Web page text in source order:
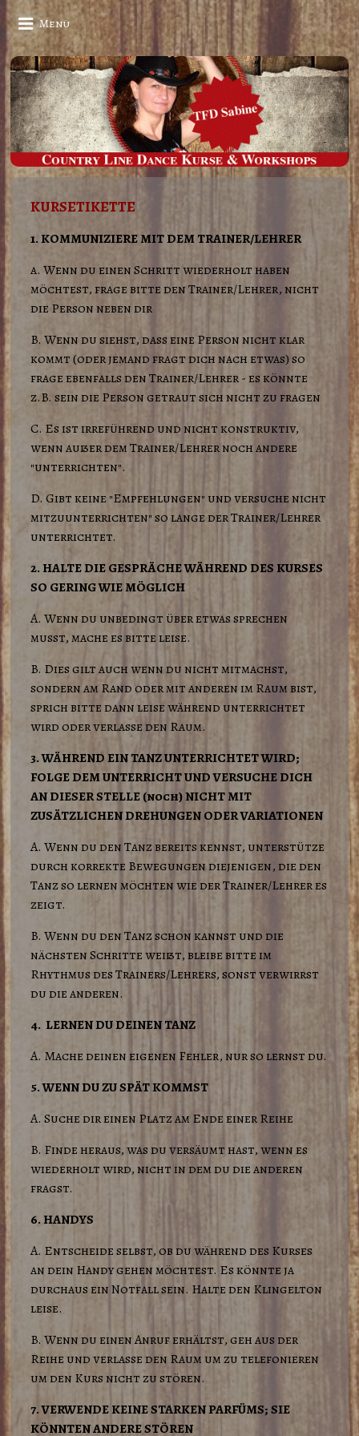
Menü
KURSETIKETTE
1. KOMMUNIZIERE MIT DEM TRAINER/LEHRER
a. Wenn du einen Schritt wiederholt haben
möchtest, frage bitte den Trainer/Lehrer, nicht
die Person neben dir
B. Wenn du siehst, dass eine Person nicht klar
kommt (oder jemand fragt dich nach etwas) so
frage ebenfalls den Trainer/Lehrer - es könnte
z.B. sein die Person getraut sich nicht zu fragen
C. Es ist irreführend und nicht konstruktiv,
wenn außer dem Trainer/Lehrer noch andere
"unterrichten".
D. Gibt keine "Empfehlungen" und versuche nicht
mitzuunterrichten" so lange der Trainer/Lehrer
unterrichtet.
2. HALTE DIE GESPRÄCHE WÄHREND DES KURSES
SO GERING WIE MÖGLICH
A. Wenn du unbedingt über etwas sprechen
musst, mache es bitte leise.
B. Dies gilt auch wenn du nicht mitmachst,
sondern am Rand oder mit anderen im Raum bist,
sprich bitte dann leise während unterrichtet
wird oder verlasse den Raum.
3. WÄHREND EIN TANZ UNTERRICHTET WIRD;
FOLGE DEM UNTERRICHT UND VERSUCHE DICH
AN DIESER STELLE (noch) NICHT MIT
ZUSÄTZLICHEN DREHUNGEN ODER VARIATIONEN
A. Wenn du den Tanz bereits kennst, unterstütze
durch korrekte Bewegungen diejenigen, die den
Tanz so lernen möchten wie der Trainer/Lehrer es
zeigt.
B. Wenn du den Tanz schon kannst und die
nächsten Schritte weißt, bleibe bitte im
Rhythmus des Trainers/Lehrers, sonst verwirrst
du die anderen.
4. LERNEN DU DEINEN TANZ
A. Mache deinen eigenen Fehler, nur so lernst du.
5. WENN DU ZU SPÄT KOMMST
A. Suche dir einen Platz am Ende einer Reihe
B. Finde heraus, was du versäumt hast, wenn es
wiederholt wird, nicht in dem du die anderen
fragst.
6. HANDYS
A. Entscheide selbst, ob du während des Kurses
an dein Handy gehen möchtest. Es könnte ja
durchaus ein Notfall sein. Halte den Klingelton
leise.
B. Wenn du einen Anruf erhältst, geh aus der
Reihe und verlasse den Raum um zu telefonieren
um den Kurs nicht zu stören.
7. VERWENDE KEINE STARKEN PARFÜMS; SIE
KÖNNTEN ANDERE STÖREN